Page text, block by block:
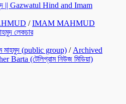
|| Gazwatul Hind and Imam
/IMAM MAHMUD
লেকচার
মাহমুদ (public group) / Archived
Barta (টেলিগ্রাম নিউজ মিডিয়া)